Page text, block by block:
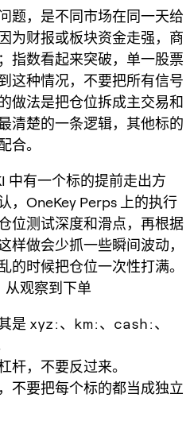
题，是不同市场在同一天给
为财报或板块资金走强，商
指数看起来突破，单一股票
这种情况，不要把所有信号
做法是把仓位拆成主交易和
清楚的一条逻辑，其他标的
合。
中有一个标的提前走出方
，OneKey Perps 上的执行
位测试深度和滑点，再根据
样做会少抓一些瞬间波动，
的时候把仓位一次性打满。
从观察到下单
是 xyz:、 km:、 cash:、
杆，不要反过来。
不要把每个标的都当成独立